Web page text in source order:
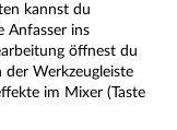
kannst du
Anfasser ins
öffnest du
Werkzeugleiste
im Mixer (Taste